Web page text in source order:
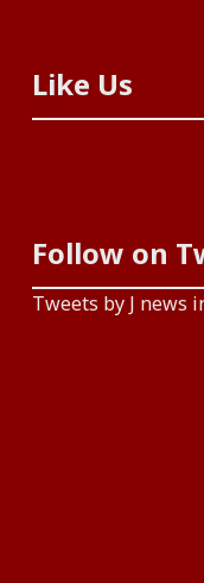
Like Us
Follow on
Tweets by J news